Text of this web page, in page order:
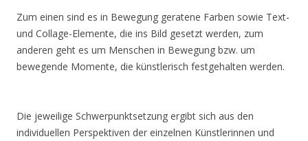
Zum einen sind es in Bewegung geratene Farben sowie Text-
und Collage-Elemente, die ins Bild gesetzt werden, zum
anderen geht es um Menschen in Bewegung bzw. um
bewegende Momente, die künstlerisch festgehalten werden.
Die jeweilige Schwerpunktsetzung ergibt sich aus den
individuellen Perspektiven der einzelnen Künstlerinnen und